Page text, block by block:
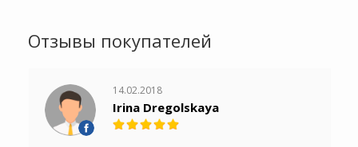
Отзывы покупателей
14.02.2018
Irina Dregolskaya